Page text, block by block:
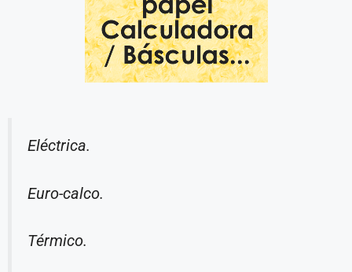
Eléctrica.
Euro-calco.
Térmico.